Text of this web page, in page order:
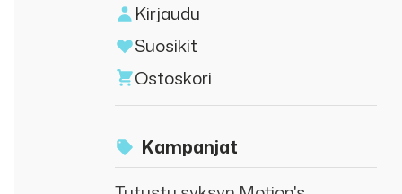
Kirjaudu
Suosikit
Ostoskori
Kampanjat